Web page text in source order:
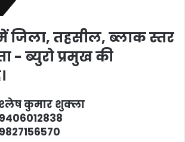
जिला, तहसील, ब्‍लाक स्‍तर
- ब्‍युरो प्रमुख की
श्‍लेष कुमार शुक्‍ला
9406012838
9827156570